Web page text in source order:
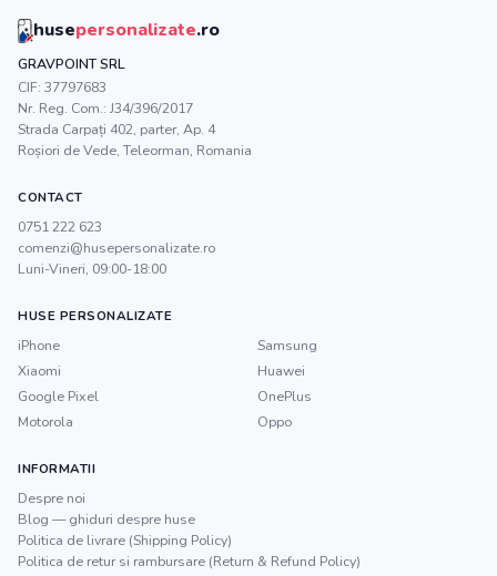
husepersonalizate.ro
GRAVPOINT SRL
CIF: 37797683
Nr. Reg. Com.: J34/396/2017
Strada Carpați 402, parter, Ap. 4
Roșiori de Vede,Teleorman, Romania
CONTACT
0751 222 623
comenzi@husepersonalizate.ro
Luni-Vineri, 09:00-18:00
HUSE PERSONALIZATE
iPhone
Samsung
Xiaomi
Huawei
Google Pixel
OnePlus
Motorola
Oppo
INFORMATII
Despre noi
Blog — ghiduri despre huse
Politica de livrare (Shipping Policy)
Politica de retur si rambursare (Return & Refund Policy)